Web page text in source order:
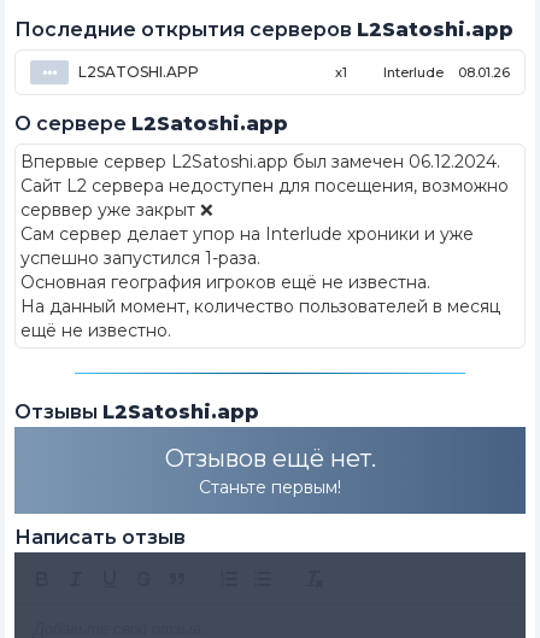
Последние открытия серверов L2Satoshi.app
⦁⦁⦁ L2SATOSHI.APP x1 Interlude 08.01.26
О сервере L2Satoshi.app
Впервые сервер L2Satoshi.app был замечен 06.12.2024.
Сайт L2 сервера недоступен для посещения, возможно
серввер уже закрыт ❌
Сам сервер делает упор на Interlude хроники и уже
успешно запустился 1-раза.
Основная география игроков ещё не известна.
На данный момент, количество пользователей в месяц
ещё не известно.
Отзывы L2Satoshi.app
Отзывов ещё нет.
Станьте первым!
Написать отзыв